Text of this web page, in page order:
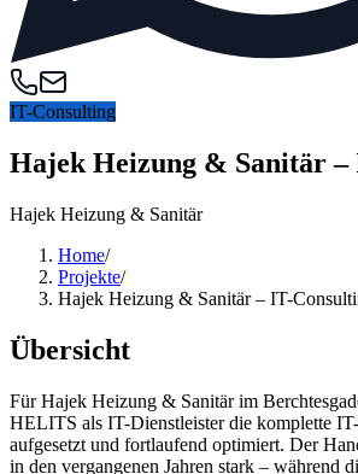
IT-Consulting
Hajek Heizung & Sanitär –
Hajek Heizung & Sanitär
Home/
Projekte/
Hajek Heizung & Sanitär – IT-
Übersicht
Für Hajek Heizung & Sanitär im
HELITS als IT-Dienstleister die komplette
aufgesetzt und fortlaufend optimiert. Der
in den vergangenen Jahren stark – während